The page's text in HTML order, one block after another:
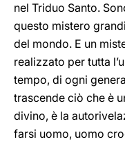
nel Triduo Santo.
questo mistero
del mondo. E un
realizzato per tutta
tempo, di ogni
trascende ciò che è
divino, è la
farsi uomo, uomo